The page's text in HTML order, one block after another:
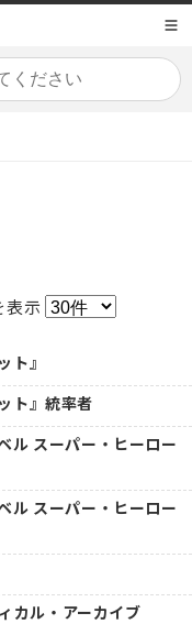
表示
ト』
ト』統率者
ル スーパー・ヒーロー
ル スーパー・ヒーロー
カル・アーカイブ